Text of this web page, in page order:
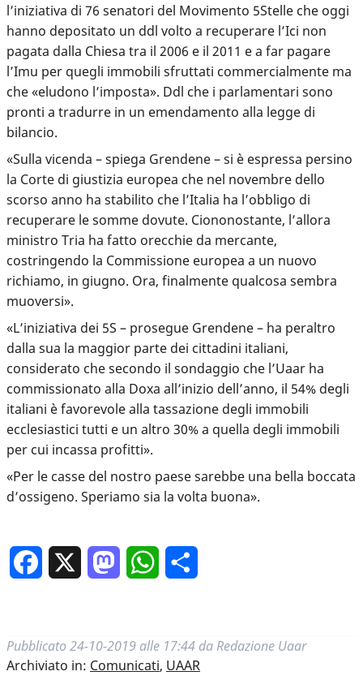
l’iniziativa di 76 senatori del Movimento 5Stelle che oggi
hanno depositato un ddl volto a recuperare l’Ici non
pagata dalla Chiesa tra il 2006 e il 2011 e a far pagare
l’Imu per quegli immobili sfruttati commercialmente ma
che «eludono l’imposta». Ddl che i parlamentari sono
pronti a tradurre in un emendamento alla legge di
bilancio.
«Sulla vicenda – spiega Grendene – si è espressa persino
la Corte di giustizia europea che nel novembre dello
scorso anno ha stabilito che l’Italia ha l’obbligo di
recuperare le somme dovute. Ciononostante, l’allora
ministro Tria ha fatto orecchie da mercante,
costringendo la Commissione europea a un nuovo
richiamo, in giugno. Ora, finalmente qualcosa sembra
muoversi».
«L’iniziativa dei 5S – prosegue Grendene – ha peraltro
dalla sua la maggior parte dei cittadini italiani,
considerato che secondo il sondaggio che l’Uaar ha
commissionato alla Doxa all’inizio dell’anno, il 54% degli
italiani è favorevole alla tassazione degli immobili
ecclesiastici tutti e un altro 30% a quella degli immobili
per cui incassa profitti».
«Per le casse del nostro paese sarebbe una bella boccata
d’ossigeno. Speriamo sia la volta buona».
Facebook MastodonWhatsApp
Pubblicato 24-10-2019 alle 17:44 da Redazione Uaar
Archiviato in: Comunicati, UAAR